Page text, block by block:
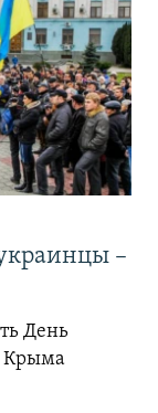
–
День
Крыма